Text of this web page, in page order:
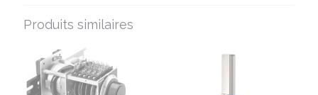
Produits similaires